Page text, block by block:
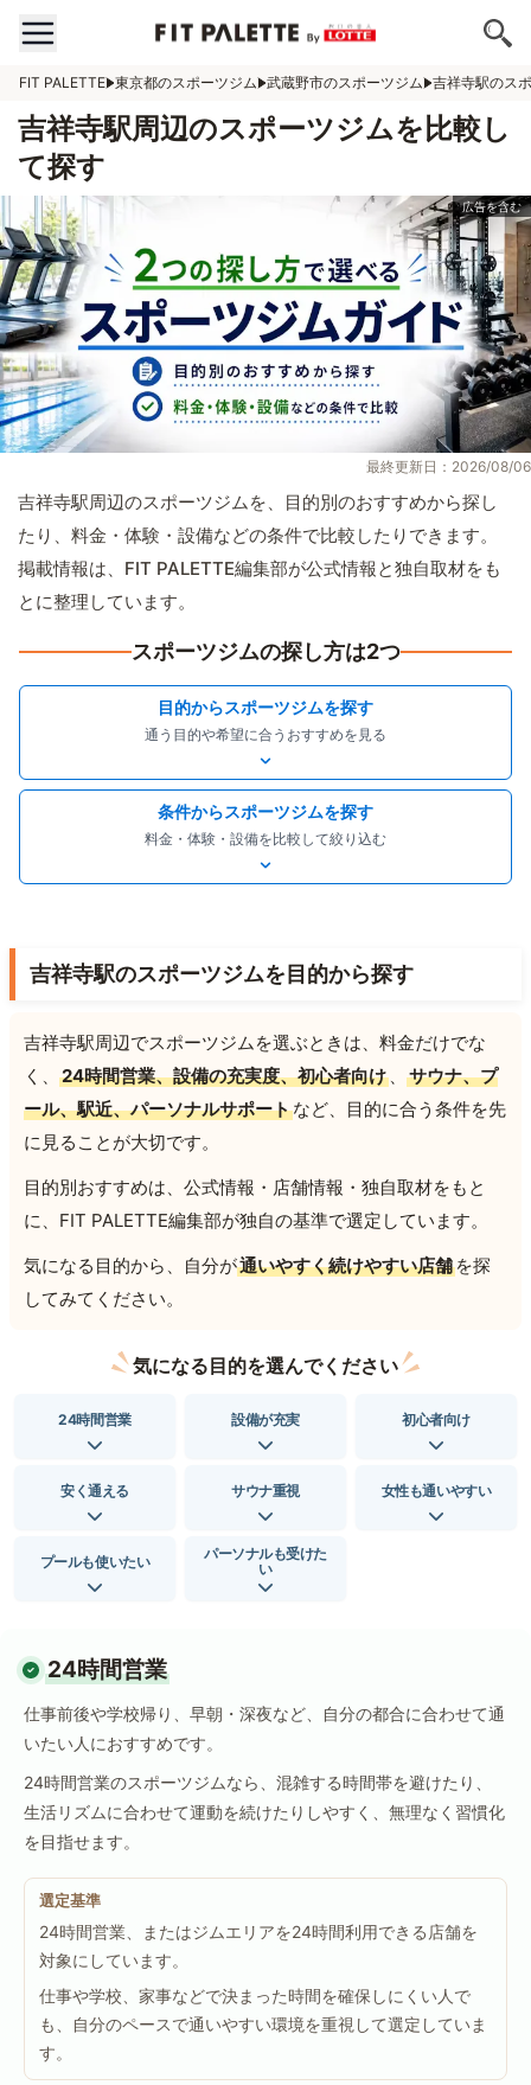
FIT PALETTE 東京都のスポーツジム 武蔵野市のスポーツジム 吉祥寺駅のス
吉祥寺駅周辺のスポーツジムを比較し
て探す
最終更新日：2026/08/06
吉祥寺駅周辺のスポーツジムを、目的別のおすすめから探し
たり、料金・体験・設備などの条件で比較したりできます。
掲載情報は、FIT PALETTE編集部が公式情報と独自取材をも
とに整理しています。
スポーツジムの探し方は2つ
目的からスポーツジムを探す
通う目的や希望に合うおすすめを見る
条件からスポーツジムを探す
料金・体験・設備を比較して絞り込む
吉祥寺駅のスポーツジムを目的から探す
吉祥寺駅周辺でスポーツジムを選ぶときは、料金だけでな
く、
24時間営業、設備の充実度、初心者向け 、
サウナ、プ
ール、駅近、パーソナルサポートなど、目的に合う条件を先
に見ることが大切です。
目的別おすすめは、公式情報・店舗情報・独自取材をもと
に、FIT PALETTE編集部が独自の基準で選定しています。
気になる目的から、自分が通いやすく続けやすい店舗 を探
してみてください。
気になる目的を選んでください
24時間営業 設備が充実 初心者向け
安く通える サウナ重視 女性も通いやすい
プールも使いたい
パーソナルも受けた
い
24時間営業
仕事前後や学校帰り、早朝・深夜など、自分の都合に合わせて通
いたい人におすすめです。
24時間営業のスポーツジムなら、混雑する時間帯を避けたり、
生活リズムに合わせて運動を続けたりしやすく、無理なく習慣化
を目指せます。
選定基準
24時間営業、またはジムエリアを24時間利用できる店舗を
対象にしています。
仕事や学校、家事などで決まった時間を確保しにくい人で
も、自分のペースで通いやすい環境を重視して選定していま
す。